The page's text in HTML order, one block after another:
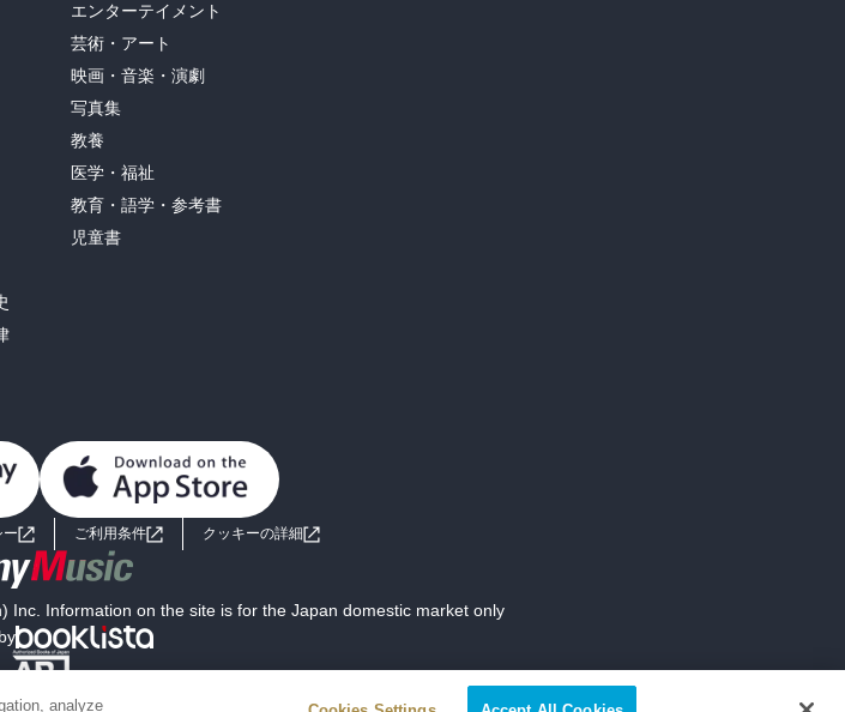
エンターテイメント
芸術・アート
映画・音楽・演劇
写真集
教養
医学・福祉
教育・語学・参考書
児童書
ー ご利用条件 クッキーの詳細
Information on the site is for the Japan domestic market only
analyze